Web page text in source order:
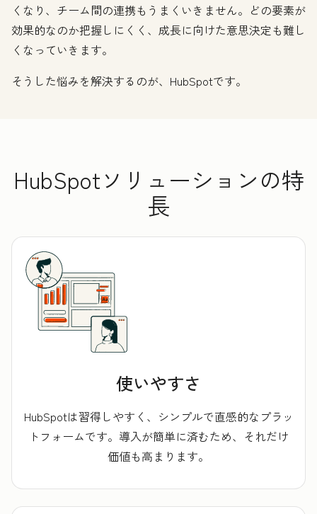
くなり、チーム間の連携もうまくいきません。どの要素が
効果的なのか把握しにくく、成長に向けた意思決定も難し
くなっていきます。
そうした悩みを解決するのが、HubSpotです。
HubSpotソリューションの特
長
使いやすさ
HubSpotは習得しやすく、シンプルで直感的なプラッ
トフォームです。導入が簡単に済むため、それだけ
価値も高まります。